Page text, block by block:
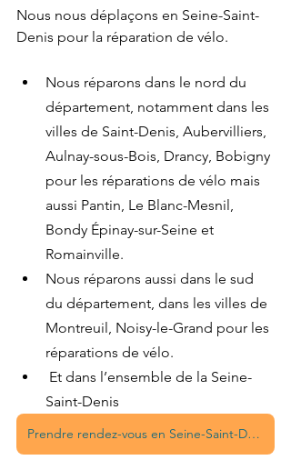
Nous nous déplaçons en Seine-Saint-
Denis pour la réparation de vélo.
Nous réparons dans le nord du
département, notamment dans les
villes de Saint-Denis, Aubervilliers,
Aulnay-sous-Bois, Drancy, Bobigny
pour les réparations de vélo mais
aussi Pantin, Le Blanc-Mesnil,
Bondy Épinay-sur-Seine et
Romainville.
Nous réparons aussi dans le sud
du département, dans les villes de
Montreuil, Noisy-le-Grand pour les
réparations de vélo.
Saint-Denis
Prendre rendez-vous en Seine-Saint-Denis